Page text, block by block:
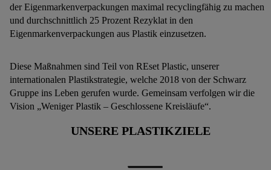
der Eigenmarkenverpackungen maximal recyclingfähig zu machen
und durchschnittlich 25 Prozent Rezyklat in den
Eigenmarkenverpackungen aus Plastik einzusetzen.
Diese Maßnahmen sind Teil von REset Plastic, unserer
internationalen Plastikstrategie, welche 2018 von der Schwarz
Gruppe ins Leben gerufen wurde. Gemeinsam verfolgen wir die
Vision „Weniger Plastik – Geschlossene Kreisläufe“.
UNSERE PLASTIKZIELE